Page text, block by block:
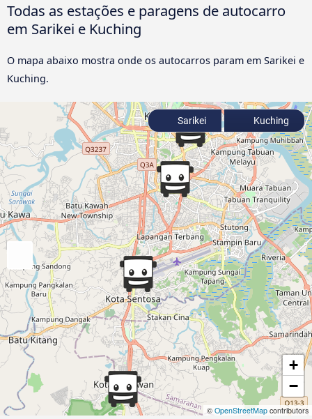
Todas as estações e paragens de autocarro
em Sarikei e Kuching
O mapa abaixo mostra onde os autocarros param em Sarikei e
Kuching.
+
−
© OpenStreetMap contributors
Sarikei Kuching